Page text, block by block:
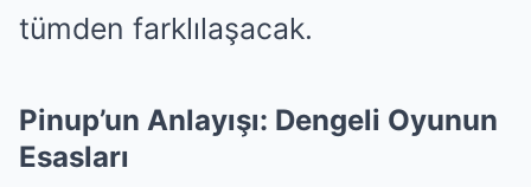
tümden farklılaşacak.
Pinup’un Anlayışı: Dengeli Oyunun
Esasları